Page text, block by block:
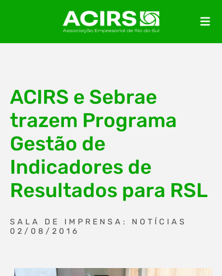
ACIRS e Sebrae
trazem Programa
Gestão de
Indicadores de
Resultados para RSL
SALA DE IMPRENSA: NOTÍCIAS
02/08/2016